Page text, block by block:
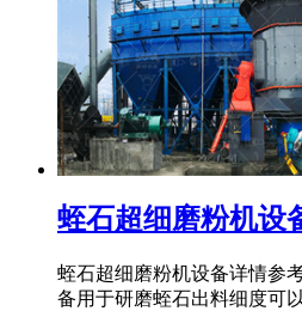
蛭石超细磨粉机设
蛭石超细磨粉机设备详情参
备用于研磨蛭石出料细度可